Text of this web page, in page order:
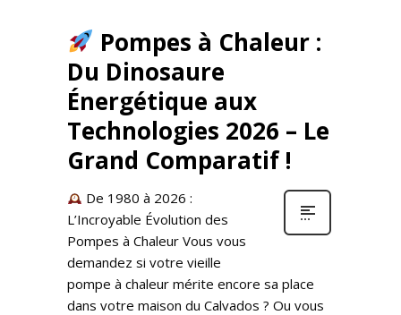
Pompes à Chaleur :
Du Dinosaure
Énergétique aux
Technologies 2026 – Le
Grand Comparatif !
De 1980 à 2026 :
L’Incroyable Évolution des
Pompes à Chaleur Vous vous
demandez si votre vieille
pompe à chaleur mérite encore sa place
dans votre maison du Calvados ? Ou vous